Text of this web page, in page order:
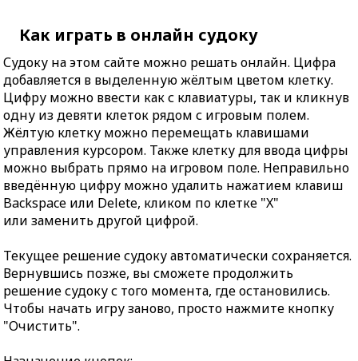
Как играть в онлайн судоку
Судоку на этом сайте можно решать онлайн. Цифра
добавляется в выделенную жёлтым цветом клетку.
Цифру можно ввести как с клавиатуры, так и кликнув
одну из девяти клеток рядом с игровым полем.
Жёлтую клетку можно перемещать клавишами
управления курсором. Также клетку для ввода цифры
можно выбрать прямо на игровом поле. Неправильно
введённую цифру можно удалить нажатием клавиш
Backspace или Delete, кликом по клетке "X"
или заменить другой цифрой.
Текущее решение судоку автоматически сохраняется.
Вернувшись позже, вы сможете продолжить
решение судоку с того момента, где остановились.
Чтобы начать игру заново, просто нажмите кнопку
"Очистить".